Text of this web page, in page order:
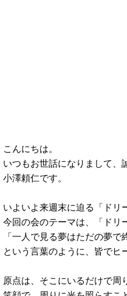
こんにちは。
いつもお世話になりまして、
小澤頼仁です。
いよいよ来週末に迫る「ドリ
今回の会のテーマは、「ドリ
「一人で見る夢はただの夢で
という言葉のように、皆でヒ
原点は、そこにいるだけで周